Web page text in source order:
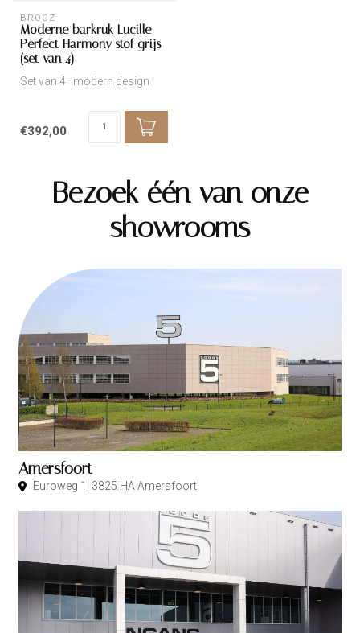
BROOZ
Moderne barkruk Lucille –
Perfect Harmony stof grijs
(set van 4)
Set van 4 · modern design
€392,00
Bezoek één van onze
showrooms
Amersfoort
Euroweg 1, 3825 HA Amersfoort